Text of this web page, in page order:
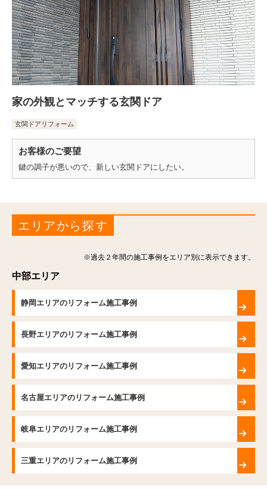
家の外観とマッチする玄関ドア
玄関ドアリフォーム
お客様のご要望
鍵の調子が悪いので、新しい玄関ドアにしたい。
エリアから探す
※過去２年間の施工事例をエリア別に表示できます。
中部エリア
静岡エリアのリフォーム施工事例
長野エリアのリフォーム施工事例
愛知エリアのリフォーム施工事例
名古屋エリアのリフォーム施工事例
岐阜エリアのリフォーム施工事例
三重エリアのリフォーム施工事例